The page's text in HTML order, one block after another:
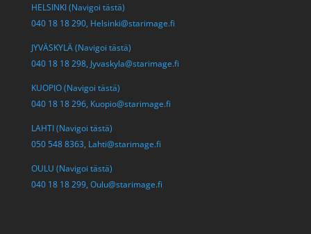
HELSINKI (Navigoi tästä)
040 18 18 290, Helsinki@starimage.fi
JYVÄSKYLÄ (Navigoi tästä)
040 18 18 298, Jyvaskyla@starimage.fi
KUOPIO (Navigoi tästä)
040 18 18 296, Kuopio@starimage.fi
LAHTI (Navigoi tästä)
050 548 8363, Lahti@starimage.fi
OULU (Navigoi tästä)
040 18 18 299, Oulu@starimage.fi